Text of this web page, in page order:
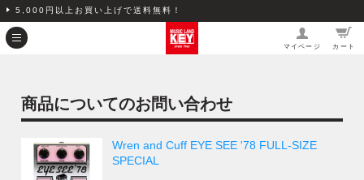
5,000円以上お買い上げで送料無料！
マイページ カート
商品についてのお問い合わせ
Wren and Cuff EYE SEE '78 FULL-SIZE
SPECIAL